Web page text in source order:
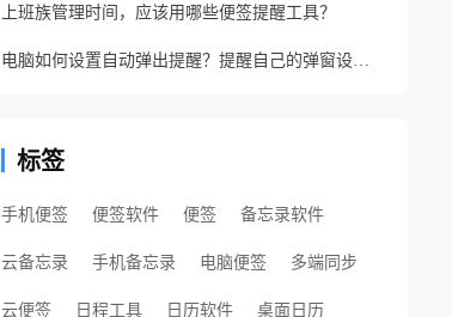
上班族管理时间，应该用哪些便签提醒工具？
电脑如何设置自动弹出提醒？提醒自己的弹窗设置方法
标签
手机便签 便签软件 便签 备忘录软件
云备忘录 手机备忘录 电脑便签 多端同步
云便签 日程工具 日历软件 桌面日历